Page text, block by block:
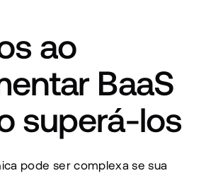
ao
BaaS
superá-los
pode ser complexa se sua